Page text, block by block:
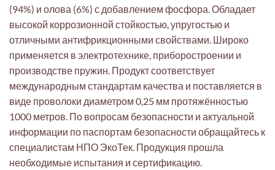
(94%) и олова (6%) с добавлением фосфора. Обладает
высокой коррозионной стойкостью, упругостью и
отличными антифрикционными свойствами. Широко
применяется в электротехнике, приборостроении и
производстве пружин. Продукт соответствует
международным стандартам качества и поставляется в
виде проволоки диаметром 0,25 мм протяжённостью
1000 метров. По вопросам безопасности и актуальной
информации по паспортам безопасности обращайтесь к
специалистам НПО ЭкоТек. Продукция прошла
необходимые испытания и сертификацию.